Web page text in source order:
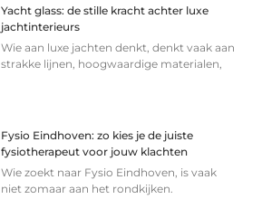
Yacht glass: de stille kracht achter luxe
jachtinterieurs
Wie aan luxe jachten denkt, denkt vaak aan
strakke lijnen, hoogwaardige materialen,
Fysio Eindhoven: zo kies je de juiste
fysiotherapeut voor jouw klachten
Wie zoekt naar Fysio Eindhoven, is vaak
niet zomaar aan het rondkijken.